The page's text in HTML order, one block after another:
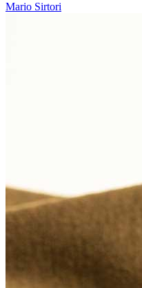
Mario Sirtori